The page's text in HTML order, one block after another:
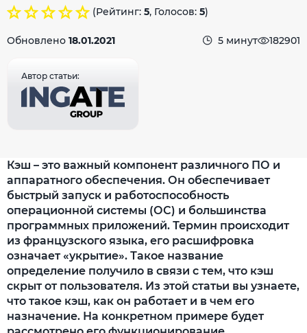
(Рейтинг: 5, Голосов: 5)
Обновлено 18.01.2021 5 минут 182901
Автор статьи:
Кэш – это важный компонент различного ПО и
аппаратного обеспечения. Он обеспечивает
быстрый запуск и работоспособность
операционной системы (ОС) и большинства
программных приложений. Термин происходит
из французского языка, его расшифровка
означает «укрытие». Такое название
определение получило в связи с тем, что кэш
скрыт от пользователя. Из этой статьи вы узнаете,
что такое кэш, как он работает и в чем его
назначение. На конкретном примере будет